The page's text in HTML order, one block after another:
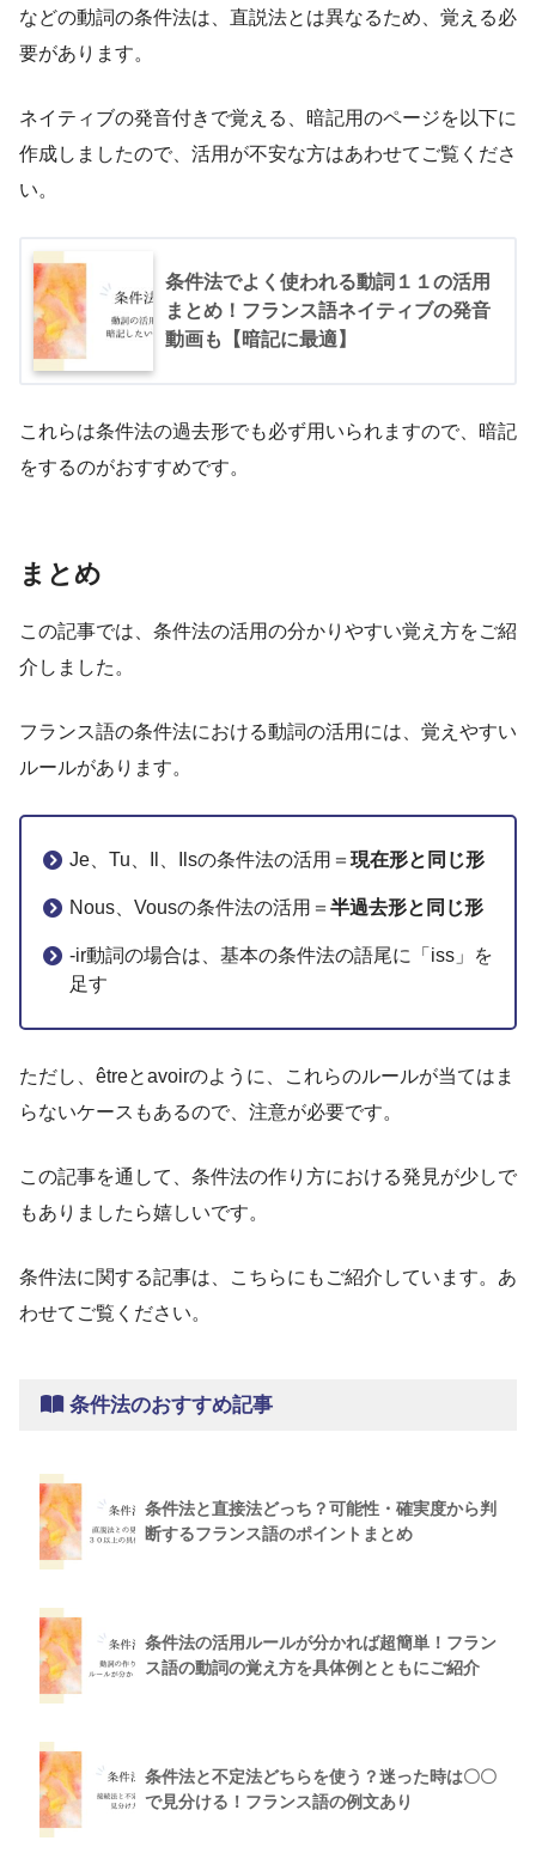
などの動詞の条件法は、直説法とは異なるため、覚える必
要があります。
ネイティブの発音付きで覚える、暗記用のページを以下に
作成しましたので、活用が不安な方はあわせてご覧くださ
い。
条件法でよく使われる動詞１１の活用
まとめ！フランス語ネイティブの発音
動画も【暗記に最適】
これらは条件法の過去形でも必ず用いられますので、暗記
をするのがおすすめです。
まとめ
この記事では、条件法の活用の分かりやすい覚え方をご紹
介しました。
フランス語の条件法における動詞の活用には、覚えやすい
ルールがあります。
Je、Tu、Il、Ilsの条件法の活用＝ 現在形と同じ形
Nous、Vousの条件法の活用＝ 半過去形と同じ形
-ir動詞の場合は、基本の条件法の語尾に「iss」を
足す
ただし、êtreとavoirのように、これらのルールが当てはま
らないケースもあるので、注意が必要です。
この記事を通して、条件法の作り方における発見が少しで
もありましたら嬉しいです。
条件法に関する記事は、こちらにもご紹介しています。あ
わせてご覧ください。
条件法のおすすめ記事
条件法と直接法どっち？可能性・確実度から判
断するフランス語のポイントまとめ
条件法の活用ルールが分かれば超簡単！フラン
ス語の動詞の覚え方を具体例とともにご紹介
条件法と不定法どちらを使う？迷った時は〇〇
で見分ける！フランス語の例文あり